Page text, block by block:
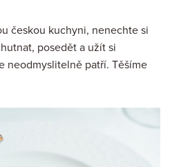
českou kuchyni, nenechte si
posedět a užít si
neodmyslitelně patří. Těšíme